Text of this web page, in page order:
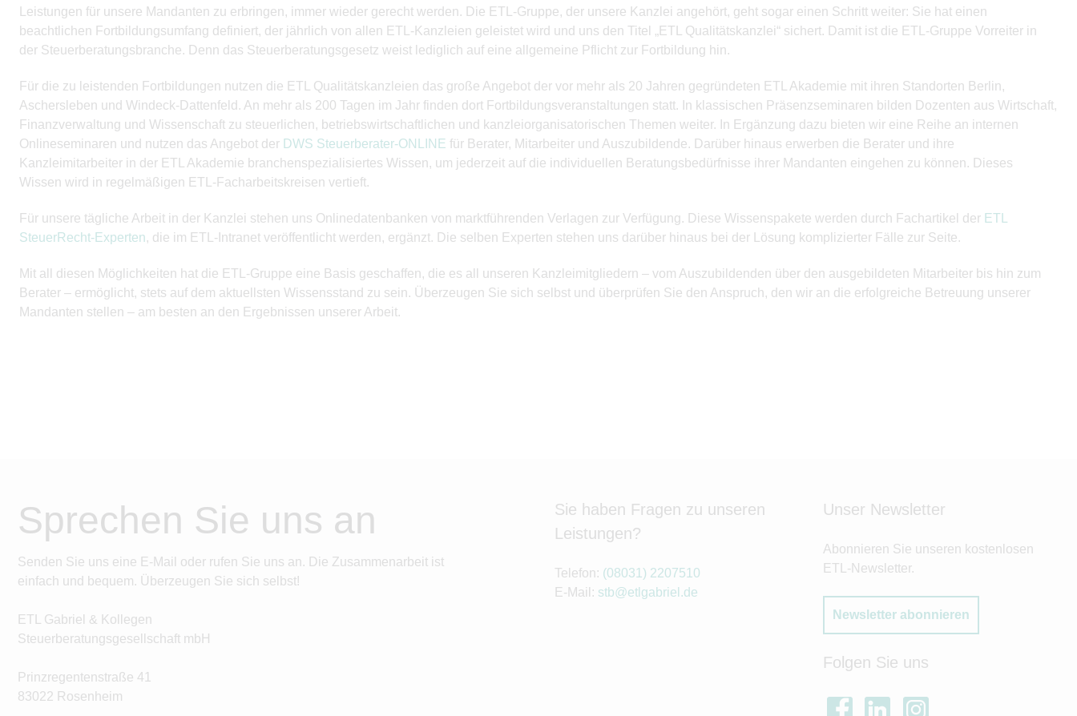
Leistungen für unsere Mandanten zu erbringen, immer wieder gerecht werden. Die ETL-Gruppe, der unsere Kanzlei angehört, geht sogar einen Schritt weiter: Sie hat einen
beachtlichen Fortbildungsumfang definiert, der jährlich von allen ETL-Kanzleien geleistet wird und uns den Titel „ETL Qualitätskanzlei“ sichert. Damit ist die ETL-Gruppe Vorreiter in
der Steuerberatungsbranche. Denn das Steuerberatungsgesetz weist lediglich auf eine allgemeine Pflicht zur Fortbildung hin.
Für die zu leistenden Fortbildungen nutzen die ETL Qualitätskanzleien das große Angebot der vor mehr als 20 Jahren gegründeten ETL Akademie mit ihren Standorten Berlin,
Aschersleben und Windeck-Dattenfeld. An mehr als 200 Tagen im Jahr finden dort Fortbildungsveranstaltungen statt. In klassischen Präsenzseminaren bilden Dozenten aus Wirtschaft,
Finanzverwaltung und Wissenschaft zu steuerlichen, betriebswirtschaftlichen und kanzleiorganisatorischen Themen weiter. In Ergänzung dazu bieten wir eine Reihe an internen
Onlineseminaren und nutzen das Angebot der DWS Steuerberater-ONLINE für Berater, Mitarbeiter und Auszubildende. Darüber hinaus erwerben die Berater und ihre
Kanzleimitarbeiter in der ETL Akademie branchenspezialisiertes Wissen, um jederzeit auf die individuellen Beratungsbedürfnisse ihrer Mandanten eingehen zu können. Dieses
Wissen wird in regelmäßigen ETL-Facharbeitskreisen vertieft.
Für unsere tägliche Arbeit in der Kanzlei stehen uns Onlinedatenbanken von marktführenden Verlagen zur Verfügung. Diese Wissenspakete werden durch Fachartikel der ETL
SteuerRecht-Experten, die im ETL-Intranet veröffentlicht werden, ergänzt. Die selben Experten stehen uns darüber hinaus bei der Lösung komplizierter Fälle zur Seite.
Mit all diesen Möglichkeiten hat die ETL-Gruppe eine Basis geschaffen, die es all unseren Kanzleimitgliedern – vom Auszubildenden über den ausgebildeten Mitarbeiter bis hin zum
Berater – ermöglicht, stets auf dem aktuellsten Wissensstand zu sein. Überzeugen Sie sich selbst und überprüfen Sie den Anspruch, den wir an die erfolgreiche Betreuung unserer
Mandanten stellen – am besten an den Ergebnissen unserer Arbeit.
Sprechen Sie uns an
Senden Sie uns eine E-Mail oder rufen Sie uns an. Die Zusammenarbeit ist
einfach und bequem. Überzeugen Sie sich selbst!
ETL Gabriel & Kollegen
Steuerberatungsgesellschaft mbH
Prinzregentenstraße 41
83022 Rosenheim
Sie haben Fragen zu unseren
Leistungen?
Telefon: (08031) 2207510
E-Mail: stb@etlgabriel.de
Unser Newsletter
Abonnieren Sie unseren kostenlosen
ETL-Newsletter.
Newsletter abonnieren
Folgen Sie uns